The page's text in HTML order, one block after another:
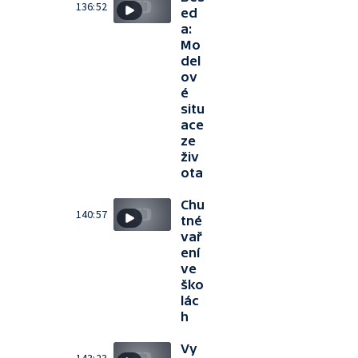
136:52
ed
a:
Mo
del
ov
é
situ
ace
ze
živ
ota
140:57
Chu
tné
vař
ení
ve
ško
lác
h
Vy